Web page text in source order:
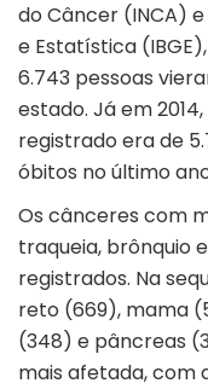
do Câncer (INCA)
e Estatística
6.743 pessoas
estado. Já em
registrado era de
óbitos no último
Os cânceres com
traqueia, brônquio
registrados. Na
reto (669), mama
(348) e pâncreas
mais afetada, com